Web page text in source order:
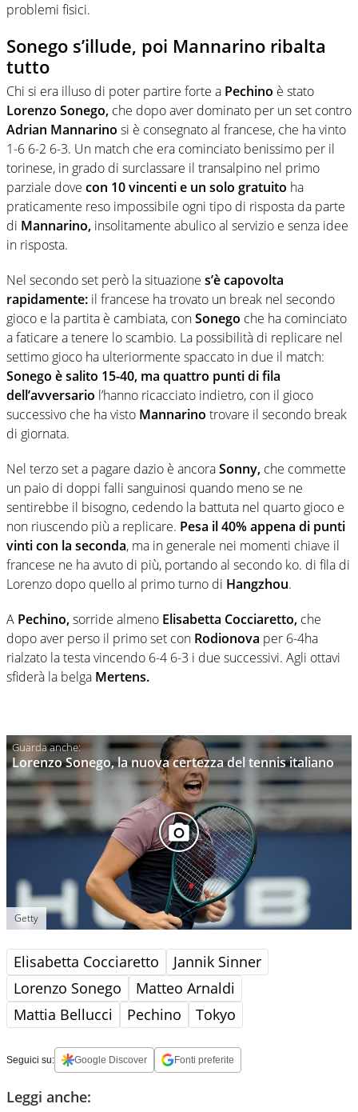
problemi fisici.
Sonego s’illude, poi Mannarino ribalta
tutto
Chi si era illuso di poter partire forte a Pechino è stato
Lorenzo Sonego, che dopo aver dominato per un set contro
Adrian Mannarino si è consegnato al francese, che ha vinto
1-6 6-2 6-3. Un match che era cominciato benissimo per il
torinese, in grado di surclassare il transalpino nel primo
parziale dove con 10 vincenti e un solo gratuito ha
praticamente reso impossibile ogni tipo di risposta da parte
di Mannarino, insolitamente abulico al servizio e senza idee
in risposta.
Nel secondo set però la situazione s’è capovolta
rapidamente: il francese ha trovato un break nel secondo
gioco e la partita è cambiata, conSonego che ha cominciato
a faticare a tenere lo scambio. La possibilità di replicare nel
settimo gioco ha ulteriormente spaccato in due il match:
Sonego è salito 15-40, ma quattro punti di fila
dell’avversario l’hanno ricacciato indietro, con il gioco
successivo che ha visto Mannarino trovare il secondo break
di giornata.
Nel terzo set a pagare dazio è ancoraSonny, che commette
un paio di doppi falli sanguinosi quando meno se ne
sentirebbe il bisogno, cedendo la battuta nel quarto gioco e
non riuscendo più a replicare. Pesa il 40% appena di punti
vinti con la seconda, ma in generale nei momenti chiave il
francese ne ha avuto di più, portando al secondo ko. di fila di
Lorenzo dopo quello al primo turno di Hangzhou.
A Pechino,sorride almeno Elisabetta Cocciaretto, che
dopo aver perso il primo set con Rodionova per 6-4ha
rialzato la testa vincendo 6-4 6-3 i due successivi. Agli ottavi
sfiderà la belga Mertens.
Lorenzo Sonego, la nuova certezza del tennis italiano
Getty
Elisabetta Cocciaretto
Jannik Sinner
Lorenzo Sonego
Matteo Arnaldi
Mattia Bellucci
Pechino Tokyo
Seguici su: Google Discover Fonti preferite
Leggi anche: